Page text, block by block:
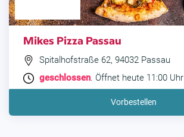
Mikes Pizza Passau
Spitalhofstraße 62, 94032 Passau
geschlossen. Öffnet heute 11:00 Uhr
Vorbestellen